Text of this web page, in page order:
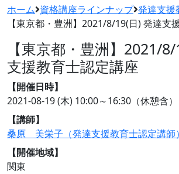
ホーム 資格講座ラインナップ 発達支援
【東京都・豊洲】2021/8/19(日) 発達支
【東京都・豊洲】2021/
支援教育士認定講座
【開催日時】
2021-08-19 (木) 10:00～16:30（休憩含）
【講師】
桑原 美栄子（発達支援教育士認定講師）
【開催地域】
関東